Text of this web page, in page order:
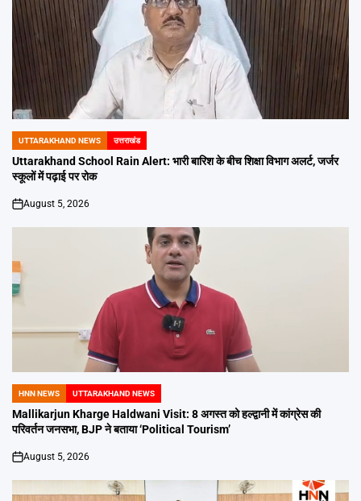
POSTED
IN
UTTARAKHAND NEWS उत्तराखंड
Uttarakhand School Rain Alert: भारी बारिश के बीच शिक्षा विभाग अलर्ट, जर्जर
स्कूलों में पढ़ाई पर रोक
on
August 5, 2026
POSTED
IN
HNN NEWS UTTARAKHAND NEWS
Mallikarjun Kharge Haldwani Visit: 8 अगस्त को हल्द्वानी में कांग्रेस की
परिवर्तन जनसभा, BJP ने बताया ‘Political Tourism’
on
August 5, 2026